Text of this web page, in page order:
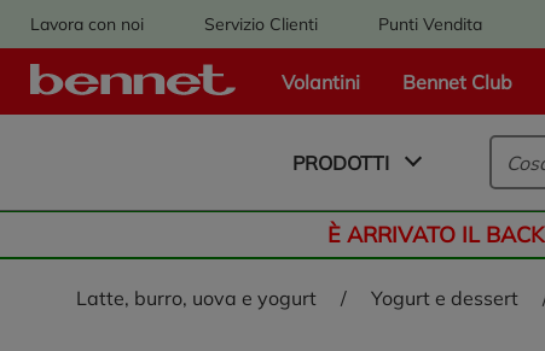
Lavora con noi Servizio Clienti Punti Vendita
Volantini Bennet Club
Logo Bennet - Torna alla homepage
PRODOTTI
È ARRIVATO IL
latte, burro, uova e yogurt / yogurt e dessert